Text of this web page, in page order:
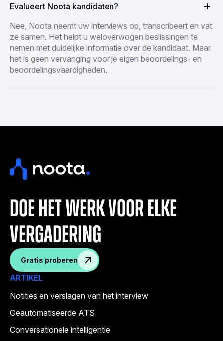
Evalueert Noota kandidaten?
Nee, Noota neemt uw interviews op, transcribeert en vat
ze samen. Het helpt u weloverwogen beslissingen te
nemen met duidelijke informatie over de kandidaat. Maar
het is geen vervanging voor je eigen beoordelings- en
beoordelingsvaardigheden.
doe het werk voor elke
vergadering
Gratis proberen
ARTIKEL
Notities en verslagen van het interview
Geautomatiseerde ATS
Conversationele intelligentie